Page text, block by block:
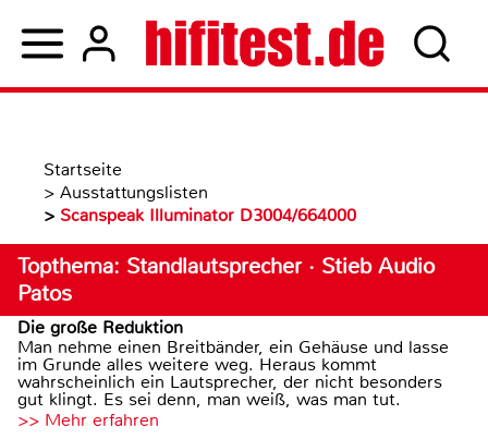
Startseite
> Ausstattungslisten
> Scanspeak Illuminator D3004/664000
Topthema: Standlautsprecher · Stieb Audio
Patos
Die große Reduktion
Man nehme einen Breitbänder, ein Gehäuse und lasse
im Grunde alles weitere weg. Heraus kommt
wahrscheinlich ein Lautsprecher, der nicht besonders
gut klingt. Es sei denn, man weiß, was man tut.
>> Mehr erfahren